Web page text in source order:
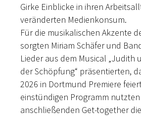
Girke Einblicke in ihren
veränderten Medienkonsum.
Für die musikalischen Akzente
sorgten Miriam Schäfer und
Lieder aus dem Musical „Judith
der Schöpfung“ präsentierten,
2026 in Dortmund Premiere
einstündigen Programm nutzten
anschließenden Get-together